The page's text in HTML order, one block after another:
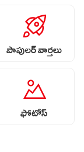
పాపులర్ వార్తలు
ఫోటోస్